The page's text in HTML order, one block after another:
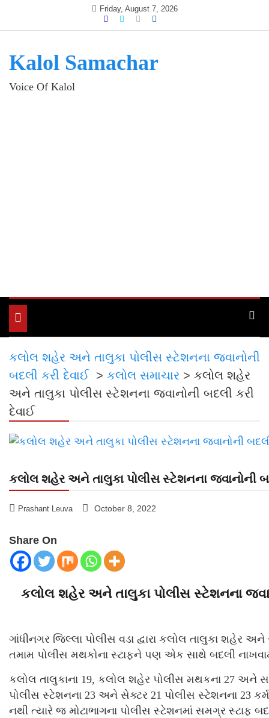
Friday, August 7, 2026
Kalol Samachar
Voice Of Kalol
Toggle
navigation
કલોલ શહેર અને તાલુકા પોલીસ સ્ટેશનના જવાનોની
બદલી કરી દેવાઈ
> કલોલ સમાચાર > કલોલ શહેર
અને તાલુકા પોલીસ સ્ટેશનના જવાનોની બદલી કરી
દેવાઈ
કલોલ શહેર અને તાલુકા પોલીસ સ્ટેશનના જવાનોની
Prashant Leuva October 8, 2022
Share On
કલોલ શહેર અને તાલુકા પોલીસ સ્ટેશનના
ગાંધીનગર જિલ્લા પોલીસ વડા દ્વારા કલોલ તાલુકા શહેર
તમામ પોલીસ મથકોના સ્ટાફને પણ એક સાથે બદલી
કલોલ તાલુકાના 19, કલોલ શહેર પોલીસ મથકના 27 અને
પોલીસ સ્ટેશનના 23 અને સેક્ટર 21 પોલીસ સ્ટેશનના 23
નથી ત્યારે જ મોટાભાગના પોલીસ સ્ટેશનમાં સમગ્ર